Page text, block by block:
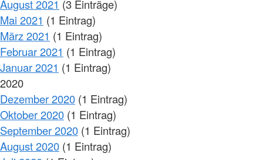
August 2021 (3 Einträge)
Mai 2021 (1 Eintrag)
März 2021 (1 Eintrag)
Februar 2021 (1 Eintrag)
Januar 2021 (1 Eintrag)
2020
Dezember 2020 (1 Eintrag)
Oktober 2020 (1 Eintrag)
September 2020 (1 Eintrag)
August 2020 (1 Eintrag)